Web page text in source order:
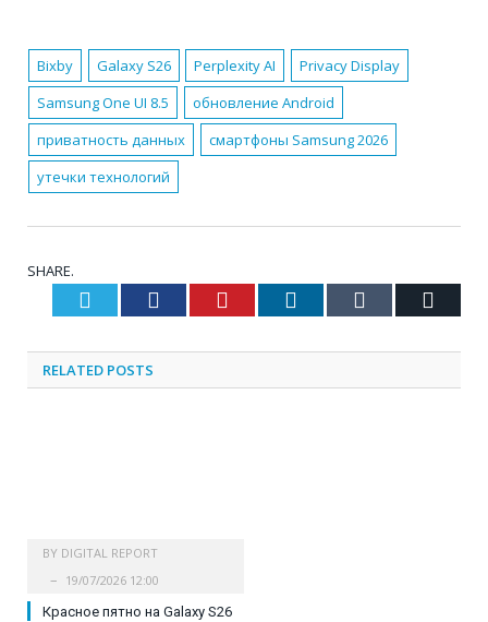
Bixby Galaxy S26 Perplexity AI
Privacy Display
Samsung One UI 8.5
обновление Android
приватность данных
смартфоны Samsung 2026
утечки технологий
SHARE.
Twitter Facebook Pinterest LinkedIn Tumblr
RELATED POSTS
BY DIGITAL REPORT
19/07/2026 12:00
Красное пятно на Galaxy S26